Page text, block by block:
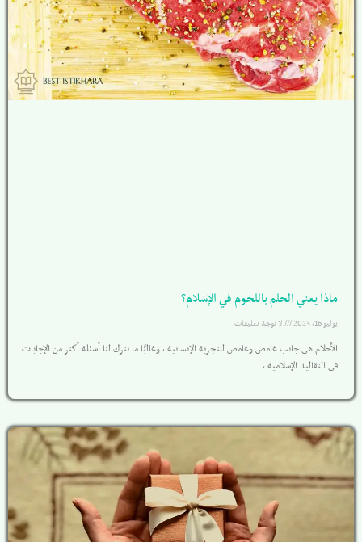
ماذا يعني الحلم باللحوم في الإسلام؟
يوليو 16, 2023 لا توجد تعليقات
الأحلام هي جانب غامض وغامض للتجربة الإنسانية ، وغالبًا ما تترك لنا أسئلة أكثر من الإجابات.
في التقاليد الإسلامية ،